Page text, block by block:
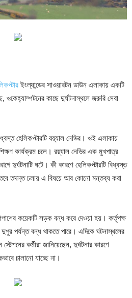
ইংল্যান্ডের সাওয়ারটন ডাউন এলাকায় একটি
ওকেহ্যাম্পটনের কাছে দুর্ঘটনাস্থলে জরুরি সেবা
হেলিকপ্টারটি রয়্যাল নেভির। ওই এলাকায়
কার্যক্রম চলে। রয়্যাল নেভির এক মুখপাত্র
দুর্ঘটনাটি ঘটে। কী কারণে হেলিকপ্টারটি বিধ্বস্ত
তদন্ত চলায় এ বিষয়ে আর কোনো মন্তব্য করা
কয়েকটি সড়ক বন্ধ করে দেওয়া হয়। কর্তৃপক্ষ
পর্যন্ত বন্ধ থাকতে পারে। এদিকে ঘটনাস্থলের
কর্মীরা জানিয়েছেন, দুর্ঘটনার কারণে
চালানো যাচ্ছে না।